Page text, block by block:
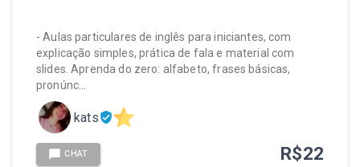
- Aulas particulares de inglês para iniciantes, com
explicação simples, prática de fala e material com
slides. Aprenda do zero: alfabeto, frases básicas,
pronúnc…
kats
CHAT R$22